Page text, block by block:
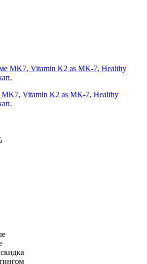
Vitamin K2 as MK-7, Healthy